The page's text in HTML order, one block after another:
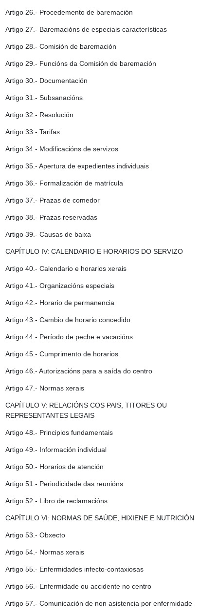
Artigo 26.- Procedemento de baremación
Artigo 27.- Baremacións de especiais características
Artigo 28.- Comisión de baremación
Artigo 29.- Funcións da Comisión de baremación
Artigo 30.- Documentación
Artigo 31.- Subsanacións
Artigo 32.- Resolución
Artigo 33.- Tarifas
Artigo 34.- Modificacións de servizos
Artigo 35.- Apertura de expedientes individuais
Artigo 36.- Formalización de matrícula
Artigo 37.- Prazas de comedor
Artigo 38.- Prazas reservadas
Artigo 39.- Causas de baixa
CAPÍTULO IV: CALENDARIO E HORARIOS DO SERVIZO
Artigo 40.- Calendario e horarios xerais
Artigo 41.- Organizacións especiais
Artigo 42.- Horario de permanencia
Artigo 43.- Cambio de horario concedido
Artigo 44.- Período de peche e vacacións
Artigo 45.- Cumprimento de horarios
Artigo 46.- Autorizacións para a saída do centro
Artigo 47.- Normas xerais
CAPÍTULO V: RELACIÓNS COS PAIS, TITORES OU
REPRESENTANTES LEGAIS
Artigo 48.- Principios fundamentais
Artigo 49.- Información individual
Artigo 50.- Horarios de atención
Artigo 51.- Periodicidade das reunións
Artigo 52.- Libro de reclamacións
CAPÍTULO VI: NORMAS DE SAÚDE, HIXIENE E NUTRICIÓN
Artigo 53.- Obxecto
Artigo 54.- Normas xerais
Artigo 55.- Enfermidades infecto-contaxiosas
Artigo 56.- Enfermidade ou accidente no centro
Artigo 57.- Comunicación de non asistencia por enfermidade